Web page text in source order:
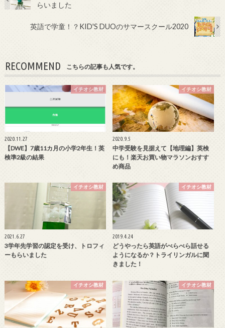
らいました
英語で学童！？KID'S DUOのサマースクール2020
RECOMMEND こちらの記事も人気です。
イチオシ教材
2020.11.27
【DWE】7歳11カ月の小学2年生！英
検準2級の結果
イチオシ教材
2020.9.5
中学受験を見据えて【地理編】英検
にも！楽天お買い物マラソンおすす
め商品
イチオシ教材
2021.6.27
3学年先学習の認定を受け、トロフィ
ーもらいました
イチオシ教材
2019.4.24
どうやったら英語がべらべら話せる
ようになるか？トライリンガルに聞
きました！
イチオシ教材 イチオシ教材